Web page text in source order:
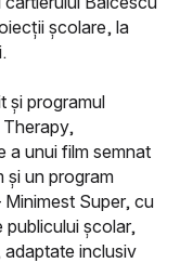
școlare, la
și programul
Therapy,
a unui film semnat
și un program
Super, cu
școlar,
adaptate inclusiv